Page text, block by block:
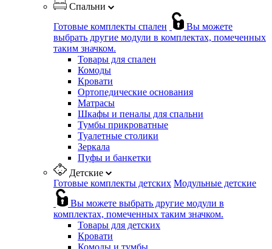
Спальни
Готовые комплекты спален
Вы можете
выбрать другие модули в комплектах, помеченных
таким значком.
Товары для спален
Комоды
Кровати
Ортопедические основания
Матрасы
Шкафы и пеналы для спальни
Тумбы прикроватные
Туалетные столики
Зеркала
Пуфы и банкетки
Детские
Готовые комплекты детских Модульные детские
Вы можете выбрать другие модули в
комплектах, помеченных таким значком.
Товары для детских
Кровати